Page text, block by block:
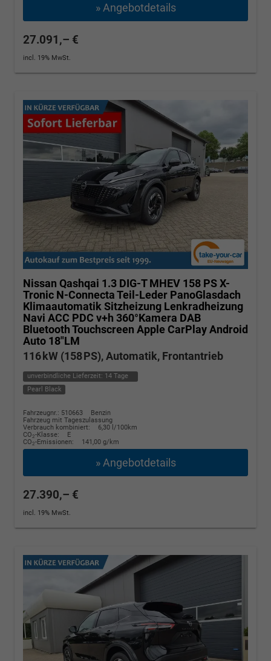
» Angebotdetails
27.091,– €
incl. 19% MwSt.
Nissan Qashqai 1.3 DIG-T MHEV 158 PS X-
Tronic N-Connecta Teil-Leder PanoGlasdach
Klimaautomatik Sitzheizung Lenkradheizung
Navi ACC PDC v+h 360°Kamera DAB
Bluetooth Touchscreen Apple CarPlay Android
Auto 18"LM
116 kW (158 PS), Automatik, Frontantrieb
unverbindliche Lieferzeit: 14 Tage
Pearl Black
Fahrzeugnr.: 510663
Benzin
Fahrzeug mit Tageszulassung
Verbrauch kombiniert:
6,30 l/100km
CO2-Klasse:
E
CO2-Emissionen: 141,00 g/km
» Angebotdetails
27.390,– €
incl. 19% MwSt.